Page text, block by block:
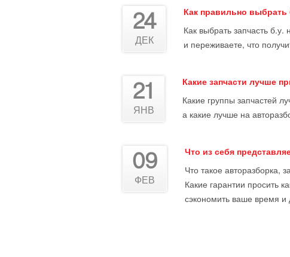
24
ДЕК
Как правильно выбрать
Как выбрать запчасть
и переживаете, что
21
ЯНВ
Какие запчасти лучше
Какие группы запчастей
а какие лучше на
09
ФЕВ
Что из себя
Что такое авторазборка,
Какие гарантии просить
сэкономить ваше время и